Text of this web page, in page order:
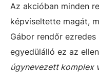
Az akcióban minden
képviseltette magát,
Gábor rendőr
egyedülálló ez az
úgynevezett komplex